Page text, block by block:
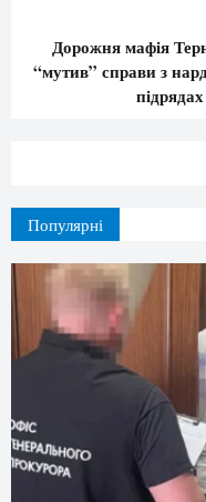
Дорожня мафія
“мутив” справи з
Популярні